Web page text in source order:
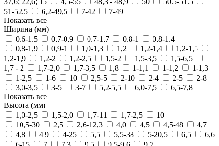
37,6; 22,6; 15
4,5-55 48,3 - 48,9 50
50.5-51.5
51-52.5
6,2-49,5 7-42
7-49
Показать все
Ширина (мм)
0,6-1,5
0,7-0,9 0,7-1,7 0,8-1
0,8-1,4
0,8-1,9
0,9-1 1,0-1,3 1,2 1,2-1,4
1,2-1,5
1,2-1,9
1,2-2 1,2-2,5 1,5-2 1,5-3,5
1,5-6,5
1,7 - 2
1,7-2,0 1,7-3,5 1,8 1-1,1 1-1,2
1-1,3
1-2,5
1-6 10 2,5-5 2-10 2-4 2-5
2-8
3,0-3,5
3-5 3-7 5,2-5,5 6,0-7,5
6,5-7,8
Показать все
Высота (мм)
1,0-2,5
1,5-2,0 1,7-11 1,7-2,5
10
10,5-30
2,5 2,6-12,3 4,0 4,5 4,5-48
4,7
4,8
4,9 4-25 5,5 5,5-38 5-20,5 6,5
6,6